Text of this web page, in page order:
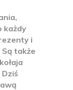
każdy
i
także